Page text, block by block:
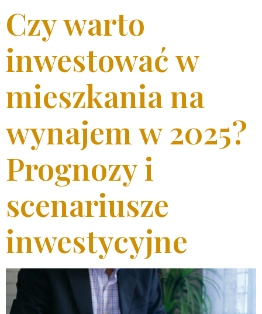
Czy warto
inwestować w
mieszkania na
wynajem w 2025?
Prognozy i
scenariusze
inwestycyjne